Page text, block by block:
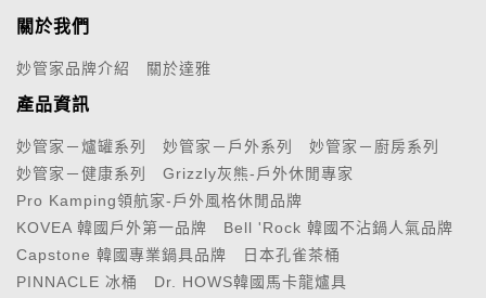
關於我們
妙管家品牌介紹 關於達雅
產品資訊
妙管家－爐罐系列 妙管家－戶外系列
妙管家－廚房系列
妙管家－健康系列
Grizzly灰熊-戶外休閒專家
Pro Kamping領航家-戶外風格休閒品牌
KOVEA 韓國戶外第一品牌
Bell 'Rock 韓國不沾鍋人氣品牌
Capstone 韓國專業鍋具品牌
日本孔雀茶桶
PINNACLE 冰桶
Dr. HOWS韓國馬卡龍爐具